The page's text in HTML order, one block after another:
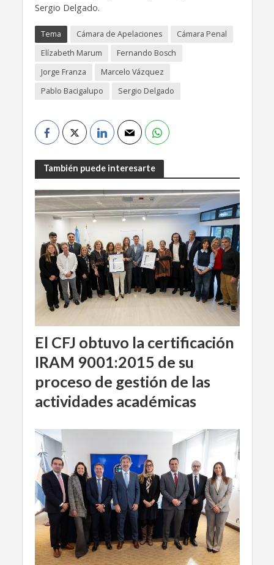
Sergio Delgado.
Tema Cámara de Apelaciones
Cámara Penal
Elízabeth Marum
Fernando Bosch
Jorge Franza
Marcelo Vázquez
Pablo Bacigalupo
Sergio Delgado
También puede interesarte
El CFJ obtuvo la certificación
IRAM 9001:2015 de su
proceso de gestión de las
actividades académicas